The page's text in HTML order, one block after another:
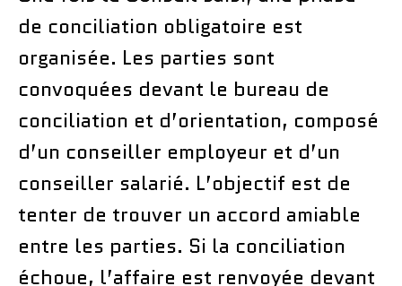
de conciliation obligatoire est
organisée. Les parties sont
convoquées devant le bureau de
conciliation et d’orientation, composé
d’un conseiller employeur et d’un
conseiller salarié. L’objectif est de
tenter de trouver un accord amiable
entre les parties. Si la conciliation
échoue, l’affaire est renvoyée devant